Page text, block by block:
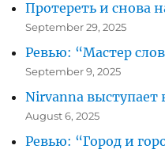
Протереть и снова
September 29, 2025
Ревью: “Мастер
September 9, 2025
Nirvanna выступает
August 6, 2025
Ревью: “Город и